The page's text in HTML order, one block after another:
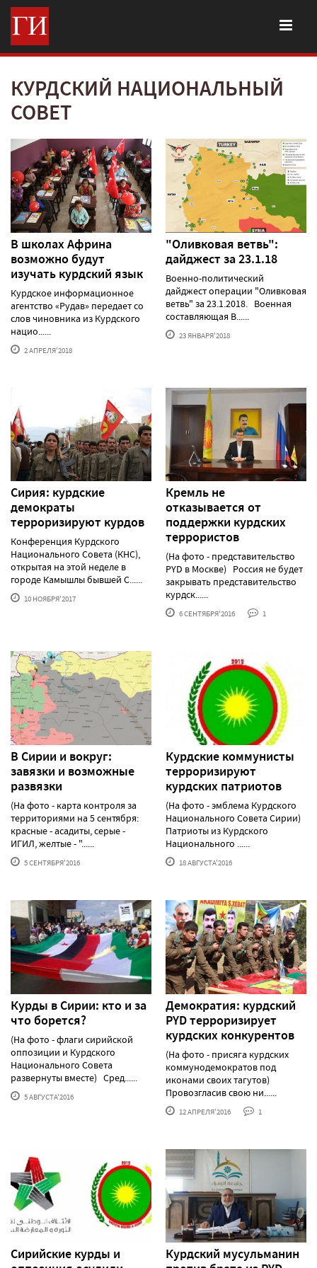
КУРДСКИЙ НАЦИОНАЛЬНЫЙ
СОВЕТ
В школах Африна
возможно будут
изучать курдский язык
Курдское информационное
агентство «Рудав» передает со
слов чиновника из Курдского
нацио......
2 АПРЕЛЯ'2018
"Оливковая ветвь":
дайджест за 23.1.18
Военно-политический
дайджест операции "Оливковая
ветвь" за 23.1.2018. Военная
составляющая В......
23 ЯНВАРЯ'2018
Сирия: курдские
демократы
терроризируют курдов
Конференция Курдского
Национального Совета (КНС),
открытая на этой неделе в
городе Камышлы бывшей С......
10 НОЯБРЯ'2017
Кремль не
отказывается от
поддержки курдских
террористов
(На фото - представительство
PYD в Москве) Россия не будет
закрывать представительство
курдск......
6 СЕНТЯБРЯ'2016 1
В Сирии и вокруг:
завязки и возможные
развязки
(На фото - карта контроля за
территориями на 5 сентября:
красные - асадиты, серые -
ИГИЛ, желтые - "......
5 СЕНТЯБРЯ'2016
Курдские коммунисты
терроризируют
курдских патриотов
(На фото - эмблема Курдского
Национального Совета Сирии)
Патриоты из Курдского
Национального ......
18 АВГУСТА'2016
Курды в Сирии: кто и за
что борется?
(На фото - флаги сирийской
оппозиции и Курдского
Национального Совета
развернуты вместе) Сред......
5 АВГУСТА'2016
Демократия: курдский
PYD терроризирует
курдских конкурентов
(На фото - присяга курдских
коммунодемократов под
иконами своих тагутов)
Провозгласив свою ни......
12 АПРЕЛЯ'2016 1
Сирийские курды и
Курдский мусульманин